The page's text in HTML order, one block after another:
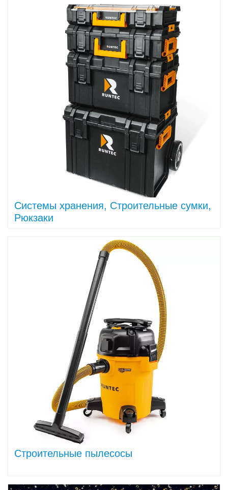
Системы хранения, Строительные сумки,
Рюкзаки
Строительные пылесосы